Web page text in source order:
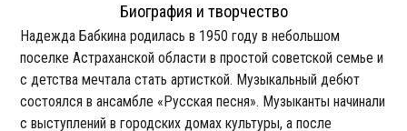
Биография и творчество
Надежда Бабкина родилась в 1950 году в небольшом
поселке Астраханской области в простой советской семье и
с детства мечтала стать артисткой. Музыкальный дебют
состоялся в ансамбле «Русская песня». Музыканты начинали
с выступлений в городских домах культуры, а после